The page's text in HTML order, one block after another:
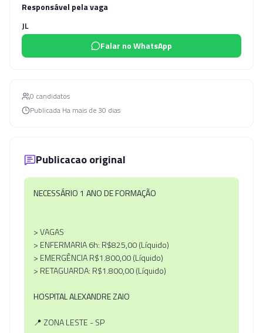
Responsável pela vaga
JL
Falar no WhatsApp
0 candidatos
Publicada Ha mais de 30 dias
Publicacao original
NECESSÁRIO 1 ANO DE FORMAÇÃO
> VAGAS
> ENFERMARIA 6h: R$825,00 (Líquido)
> EMERGÊNCIA R$1.800,00 (Líquido)
> RETAGUARDA: R$1.800,00 (Líquido)
HOSPITAL ALEXANDRE ZAIO
📍 ZONA LESTE - SP